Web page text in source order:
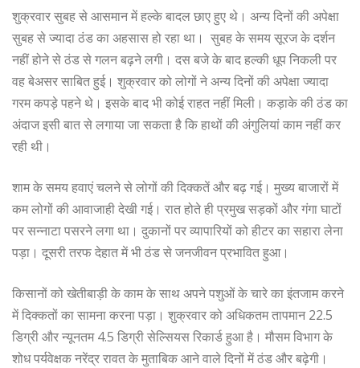
शुक्रवार सुबह से आसमान में हल्के बादल छाए हुए थे। अन्य दिनों की अपेक्षा
सुबह से ज्यादा ठंड का अहसास हो रहा था। सुबह के समय सूरज के दर्शन
नहीं होने से ठंड से गलन बढ़ने लगी। दस बजे के बाद हल्की धूप निकली पर
वह बेअसर साबित हुई। शुक्रवार को लोगों ने अन्य दिनों की अपेक्षा ज्यादा
गरम कपड़े पहने थे। इसके बाद भी कोई राहत नहीं मिली। कड़ाके की ठंड का
अंदाज इसी बात से लगाया जा सकता है कि हाथों की अंगुलियां काम नहीं कर
रही थी।
शाम के समय हवाएं चलने से लोगों की दिक्कतें और बढ़ गई। मुख्य बाजारों में
कम लोगों की आवाजाही देखी गई। रात होते ही प्रमुख सड़कों और गंगा घाटों
पर सन्नाटा पसरने लगा था। दुकानों पर व्यापारियों को हीटर का सहारा लेना
पड़ा। दूसरी तरफ देहात में भी ठंड से जनजीवन प्रभावित हुआ।
किसानों को खेतीबाड़ी के काम के साथ अपने पशुओं के चारे का इंतजाम करने
में दिक्कतों का सामना करना पड़ा। शुक्रवार को अधिकतम तापमान 22.5
डिग्री और न्यूनतम 4.5 डिग्री सेल्सियस रिकार्ड हुआ है। मौसम विभाग के
शोध पर्यवेक्षक नरेंद्र रावत के मुताबिक आने वाले दिनों में ठंड और बढ़ेगी।